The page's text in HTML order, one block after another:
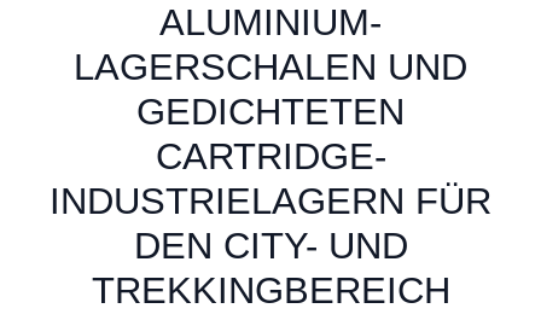
ALUMINIUM-
LAGERSCHALEN UND
GEDICHTETEN
CARTRIDGE-
INDUSTRIELAGERN FÜR
DEN CITY- UND
TREKKINGBEREICH